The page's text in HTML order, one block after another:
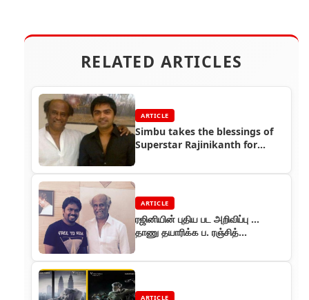
RELATED ARTICLES
ARTICLE
Simbu takes the blessings of
Superstar Rajinikanth for
ARTICLE
ரஜினியின் புதிய பட அறிவிப்பு ...
தாணு தயாரிக்க ப. ரஞ்சித்
ARTICLE